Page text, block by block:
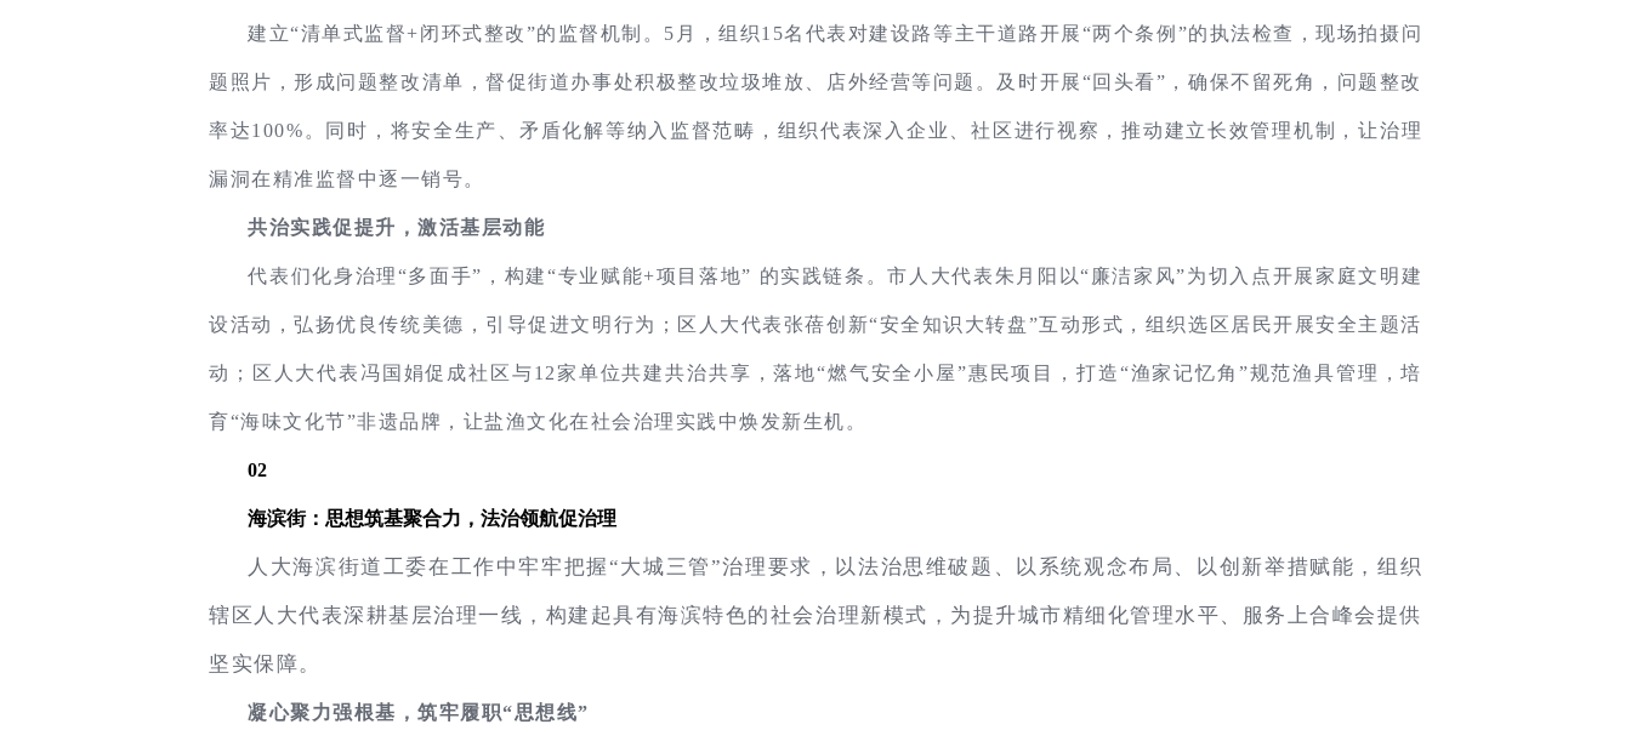
建立“清单式监督+闭环式整改”的监督机制。5月，组织15名代表对建设路等主干道路开展“两个条例”的执法检查，现场拍摄问
题照片，形成问题整改清单，督促街道办事处积极整改垃圾堆放、店外经营等问题。及时开展“回头看”，确保不留死角，问题整改
率达100%。同时，将安全生产、矛盾化解等纳入监督范畴，组织代表深入企业、社区进行视察，推动建立长效管理机制，让治理
漏洞在精准监督中逐一销号。
共治实践促提升，激活基层动能
代表们化身治理“多面手”，构建“专业赋能+项目落地” 的实践链条。市人大代表朱月阳以“廉洁家风”为切入点开展家庭文明建
设活动，弘扬优良传统美德，引导促进文明行为；区人大代表张蓓创新“安全知识大转盘”互动形式，组织选区居民开展安全主题活
动；区人大代表冯国娟促成社区与12家单位共建共治共享，落地“燃气安全小屋”惠民项目，打造“渔家记忆角”规范渔具管理，培
育“海味文化节”非遗品牌，让盐渔文化在社会治理实践中焕发新生机。
02
海滨街：思想筑基聚合力，法治领航促治理
人大海滨街道工委在工作中牢牢把握“大城三管”治理要求，以法治思维破题、以系统观念布局、以创新举措赋能，组织
辖区人大代表深耕基层治理一线，构建起具有海滨特色的社会治理新模式，为提升城市精细化管理水平、服务上合峰会提供
坚实保障。
凝心聚力强根基，筑牢履职“思想线”